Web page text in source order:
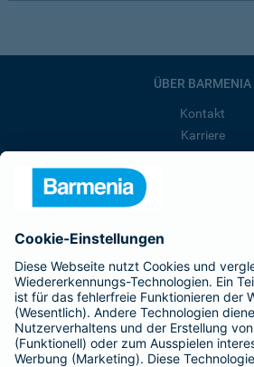
ÜBER BARMENIA
Kontakt
Karriere
Barmenia ist Teil der
BELIEBTE SEITEN
Kranken-
Tierversicherungen